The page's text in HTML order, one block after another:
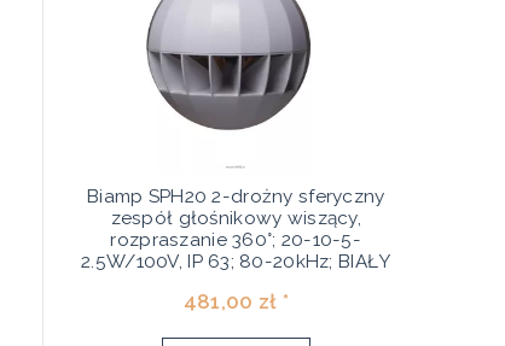
Biamp SPH20 2-drożny sferyczny
zespół głośnikowy wiszący,
rozpraszanie 360°; 20-10-5-
2.5W/100V, IP 63; 80-20kHz; BIAŁY
481,00 zł *